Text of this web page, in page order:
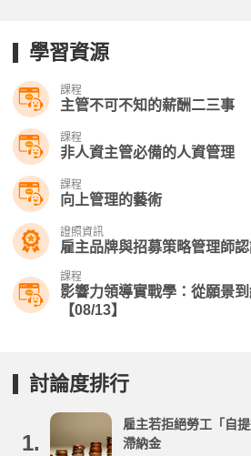
學習資源
課程
主管不可不知的薪酬二三事
課程
非人資主管必備的人資管理
課程
向上管理的藝術
證照資訊
雇主品牌與招募策略管理師
課程
影響力領導實戰學：從願景
【08/13】
討論度排行
1.
雇主若拒絕勞工「自
滯納金